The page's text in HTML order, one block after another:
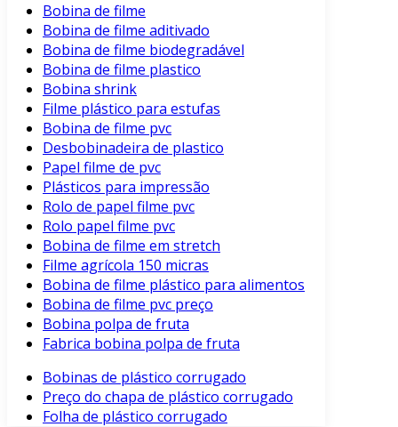
Bobina de filme
Bobina de filme aditivado
Bobina de filme biodegradável
Bobina de filme plastico
Bobina shrink
Filme plástico para estufas
Bobina de filme pvc
Desbobinadeira de plastico
Papel filme de pvc
Plásticos para impressão
Rolo de papel filme pvc
Rolo papel filme pvc
Bobina de filme em stretch
Filme agrícola 150 micras
Bobina de filme plástico para alimentos
Bobina de filme pvc preço
Bobina polpa de fruta
Fabrica bobina polpa de fruta
Bobinas de plástico corrugado
Preço do chapa de plástico corrugado
Folha de plástico corrugado